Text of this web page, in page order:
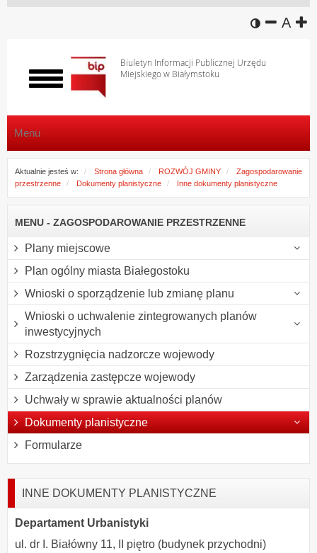
wersja
A
Biuletyn Informacji Publicznej Urzędu
Miejskiego w Białymstoku
Włącz
menu
Menu
Aktualnie jesteś w: Strona główna ROZWÓJ GMINY
Zagospodarowanie
przestrzenne
Dokumenty planistyczne Inne dokumenty planistyczne
MENU - ZAGOSPODAROWANIE PRZESTRZENNE
Plany miejscowe
Plan ogólny miasta Białegostoku
Wnioski o sporządzenie lub zmianę planu
Wnioski o uchwalenie zintegrowanych planów
inwestycyjnych
Rozstrzygnięcia nadzorcze wojewody
Zarządzenia zastępcze wojewody
Uchwały w sprawie aktualności planów
Dokumenty planistyczne
Formularze
INNE DOKUMENTY PLANISTYCZNE
Departament Urbanistyki
ul. dr I. Białówny 11, II piętro (budynek przychodni)